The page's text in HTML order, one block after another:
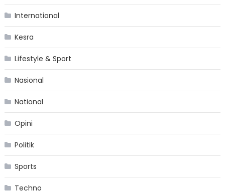
International
Kesra
Lifestyle & Sport
Nasional
National
Opini
Politik
Sports
Techno